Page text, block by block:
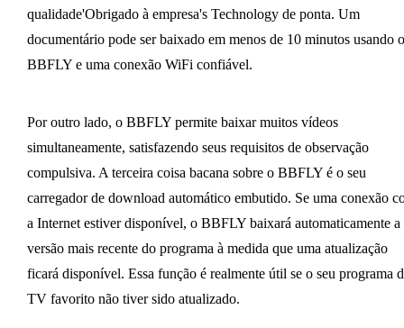
qualidade'Obrigado à empresa's Technology de ponta. Um
documentário pode ser baixado em menos de 10 minutos usando o
BBFLY e uma conexão WiFi confiável.
Por outro lado, o BBFLY permite baixar muitos vídeos
simultaneamente, satisfazendo seus requisitos de observação
compulsiva. A terceira coisa bacana sobre o BBFLY é o seu
carregador de download automático embutido. Se uma conexão
a Internet estiver disponível, o BBFLY baixará automaticamente a
versão mais recente do programa à medida que uma atualização
ficará disponível. Essa função é realmente útil se o seu programa
TV favorito não tiver sido atualizado.